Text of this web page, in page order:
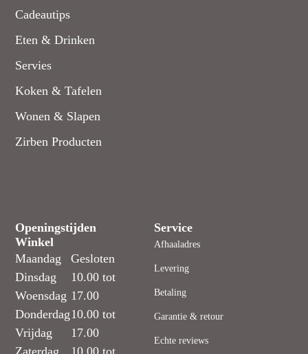
Cadeautips
Eten & Drinken
Servies
Koken & Tafelen
Wonen & Slapen
Zirben Producten
Openingstijden
Winkel
Maandag
Dinsdag
Woensdag
Donderdag
Vrijdag
Zaterdag
Gesloten
10.00 tot
17.00
10.00 tot
17.00
10.00 tot
Service
Afhaaladres
Levering
Betaling
Garantie & retour
Echte reviews